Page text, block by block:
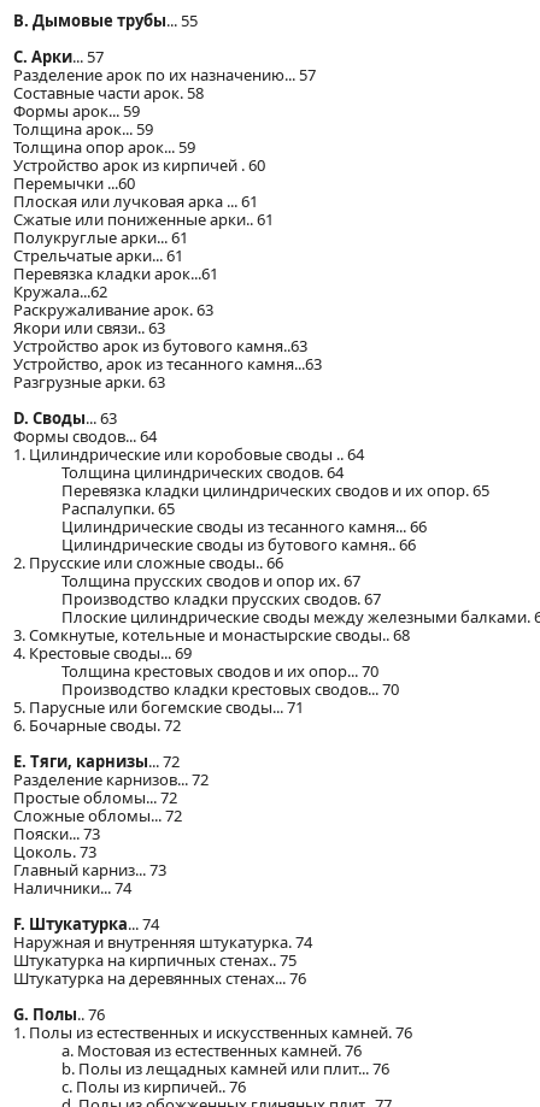
B. Дымовые трубы... 55
C. Арки... 57
Разделение арок по их назначению... 57
Составные части арок. 58
Формы арок... 59
Толщина арок... 59
Толщина опор арок... 59
Устройство арок из кирпичей . 60
Перемычки ...60
Плоская или лучковая арка ... 61
Сжатые или пониженные арки.. 61
Полукруглые арки... 61
Стрельчатые арки... 61
Перевязка кладки арок...61
Кружала...62
Раскружаливание арок. 63
Якори или связи.. 63
Устройство арок из бутового камня..63
Устройство, арок из тесанного камня...63
Разгрузные арки. 63
D. Своды... 63
Формы сводов... 64
1. Цилиндрические или коробовые своды .. 64
Толщина цилиндрических сводов. 64
Перевязка кладки цилиндрических сводов и их опор. 65
Распалупки. 65
Цилиндрические своды из тесанного камня... 66
Цилиндрические своды из бутового камня.. 66
2. Прусские или сложные своды.. 66
Толщина прусских сводов и опор их. 67
Производство кладки прусских сводов. 67
Плоские цилиндрические своды между железными балками.
3. Сомкнутые, котельные и монастырские своды.. 68
4. Крестовые своды... 69
Толщина крестовых сводов и их опор... 70
Производство кладки крестовых сводов... 70
5. Парусные или богемские своды... 71
6. Бочарные своды. 72
E. Тяги, карнизы... 72
Разделение карнизов... 72
Простые обломы... 72
Сложные обломы... 72
Пояски... 73
Цоколь. 73
Главный карниз... 73
Наличники... 74
F. Штукатурка... 74
Наружная и внутренняя штукатурка. 74
Штукатурка на кирпичных стенах.. 75
Штукатурка на деревянных стенах... 76
G. Полы.. 76
1. Полы из естественных и искусственных камней. 76
a. Мостовая из естественных камней. 76
b. Полы из лещадных камней или плит... 76
c. Полы из кирпичей.. 76